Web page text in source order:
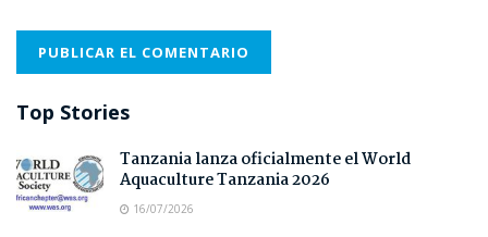
Top Stories
Tanzania lanza oficialmente el World
Aquaculture Tanzania 2026
16/07/2026